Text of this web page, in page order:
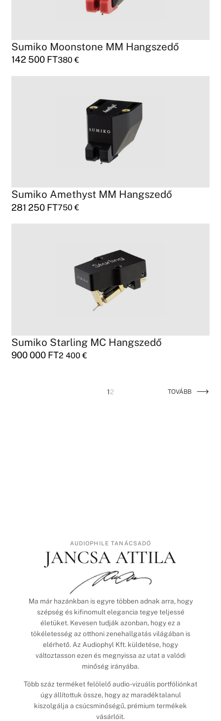
Sumiko Moonstone MM Hangszedő
142 500 FT380€
Sumiko Amethyst MM Hangszedő
281 250 FT750€
Sumiko Starling MC Hangszedő
900 000 FT2 400€
12 TOVÁBB
AUDIOPHILE TANÁCSADÓ
JANCSA ATTILA
Ma már hazánkban is egyre többen adnak arra, hogy
szépség és kifinomult elegancia tegye teljessé
életüket. Kevesen tudják azonban, hogy ez a
tökéletesség az otthoni zenehallgatás világában is
elérhető. Az Audiophyl Kft. küldetése, hogy
változtasson ezen és megnyissa az utat a valódi
minőség irányába.
Több száz terméket felölelő audio-vizuális portfóliónkat
úgy állítottuk össze, hogy az maradéktalanul
kiszolgálja a csúcsminőségű, prémium termékek
vásárlóit.